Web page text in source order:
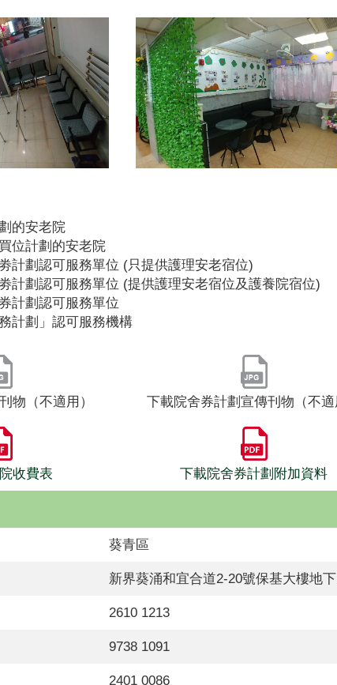
的安老院
位計劃的安老院
計劃認可服務單位 (只提供護理安老宿位)
計劃認可服務單位 (提供護理安老宿位及護養院宿位)
計劃認可服務單位
計劃」認可服務機構
物（不適用） 下載院舍券計劃宣傳刊物（不適
收費表 下載院舍券計劃附加資料
葵青區
新界葵涌和宜合道2-20號保基大樓地
2610 1213
9738 1091
2401 0086